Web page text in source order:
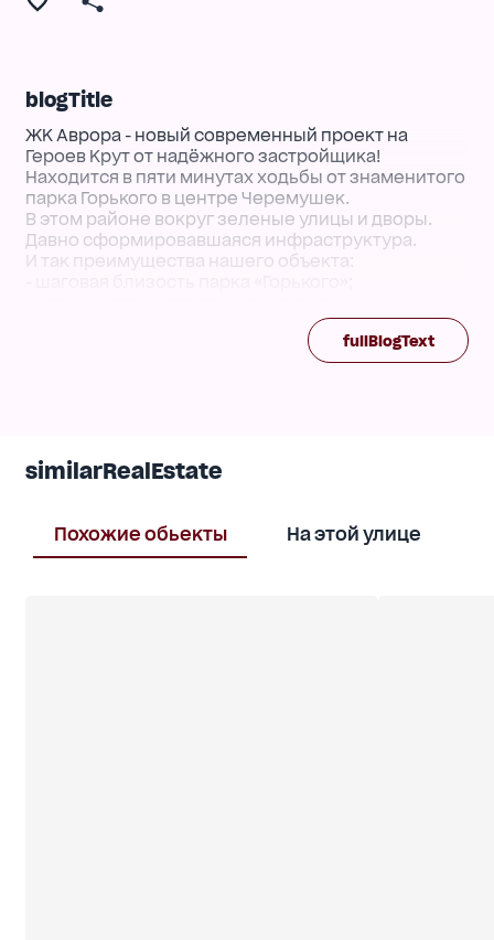
blogTitle
ЖК Аврора - новый современный проект на
Героев Крут от надёжного застройщика!
Находится в пяти минутах ходьбы от знаменитого
парка Горького в центре Черемушек.
В этом районе вокруг зеленые улицы и дворы.
Давно сформировавшаяся инфраструктура.
И так преимущества нашего объекта:
- поблизости масса школ, детских садов,
ресторанов, кафе и фитнесс клубов;
- благоустроенная территория с высоким
fullBlogText
similarRealEstate
Похожие обьекты На этой улице